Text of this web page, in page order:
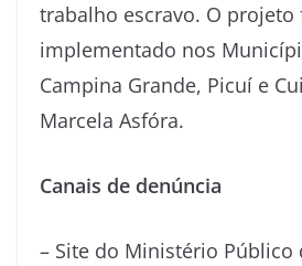
trabalho escravo. O projeto
implementado nos
Campina Grande, Picuí e
Marcela Asfóra.
Canais de denúncia
– Site do Ministério Público